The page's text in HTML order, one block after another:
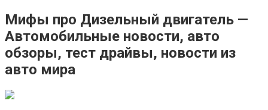
Мифы про Дизельный двигатель —
Автомобильные новости, авто
обзоры, тест драйвы, новости из
авто мира